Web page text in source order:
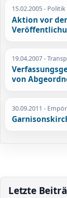
15.02.2005-
Aktion vor
19.04.2007-
von
30.09.2011 -
Letzte